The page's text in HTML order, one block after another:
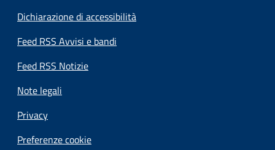
Dichiarazione di accessibilità
Feed RSS Avvisi e bandi
Feed RSS Notizie
Note legali
Privacy
Preferenze cookie